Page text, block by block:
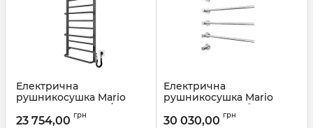
Електрична
рушникосушка Mario
Люксор-I 1100х500/290 TR
К графіт
23 754,00 грн
Електрична
рушникосушка Mario
Іннова 625х595 білий
глянець
30 030,00 грн